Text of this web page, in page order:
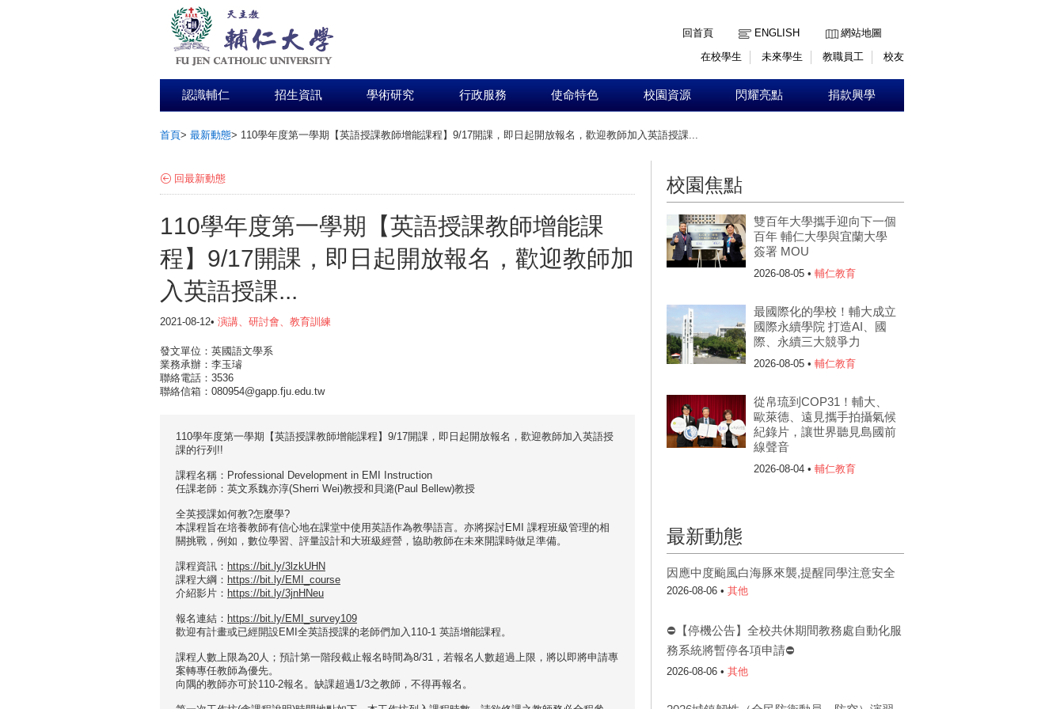
回首頁
ENGLISH
網站地圖
在校學生
未來學生 教職員工 校友
認識輔仁 招生資訊 學術研究 行政服務 使命特色 校園資源 閃耀亮點 捐款興學
首頁> 最新動態> 110學年度第一學期【英語授課教師增能課程】9/17開課，即日起開放報名，歡迎教師加入英語授課...
回最新動態
110學年度第一學期【英語授課教師增能課
程】9/17開課，即日起開放報名，歡迎教師加
入英語授課...
2021-08-12• 演講、研討會、教育訓練
發文單位：英國語文學系
業務承辦：李玉璿
聯絡電話：3536
聯絡信箱：080954@gapp.fju.edu.tw
110學年度第一學期【英語授課教師增能課程】9/17開課，即日起開放報名，歡迎教師加入英語授
課的行列!!
課程名稱：Professional Development in EMI Instruction
任課老師：英文系魏亦淳(Sherri Wei)教授和貝潞(Paul Bellew)教授
全英授課如何教?怎麼學?
本課程旨在培養教師有信心地在課堂中使用英語作為教學語言。亦將探討EMI 課程班級管理的相
關挑戰，例如，數位學習、評量設計和大班級經營，協助教師在未來開課時做足準備。
課程資訊： https://bit.ly/3lzkUHN
課程大綱： https://bit.ly/EMI_course
介紹影片： https://bit.ly/3jnHNeu
報名連結： https://bit.ly/EMI_survey109
歡迎有計畫或已經開設EMI全英語授課的老師們加入110-1 英語增能課程。
課程人數上限為20人；預計第一階段截止報名時間為8/31，若報名人數超過上限，將以即將申請專
案轉專任教師為優先。
向隅的教師亦可於110-2報名。缺課超過1/3之教師，不得再報名。
校園焦點
雙百年大學攜手迎向下一個
百年 輔仁大學與宜蘭大學
簽署 MOU
2026-08-05 • 輔仁教育
最國際化的學校！輔大成立
國際永續學院 打造AI、國
際、永續三大競爭力
2026-08-05 • 輔仁教育
從帛琉到COP31！輔大、
歐萊德、遠見攜手拍攝氣候
紀錄片，讓世界聽見島國前
線聲音
2026-08-04 • 輔仁教育
最新動態
因應中度颱風白海豚來襲,提醒同學注意安全
2026-08-06 • 其他
⛔【停機公告】全校共休期間教務處自動化服
務系統將暫停各項申請⛔
2026-08-06 • 其他